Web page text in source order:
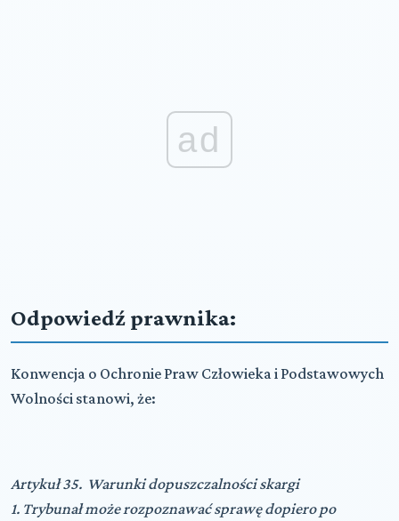
ad
Odpowiedź prawnika:
Konwencja o Ochronie Praw Człowieka i Podstawowych
Wolności stanowi, że:
Artykuł 35.  Warunki dopuszczalności skargi
1. Trybunał może rozpoznawać sprawę dopiero po